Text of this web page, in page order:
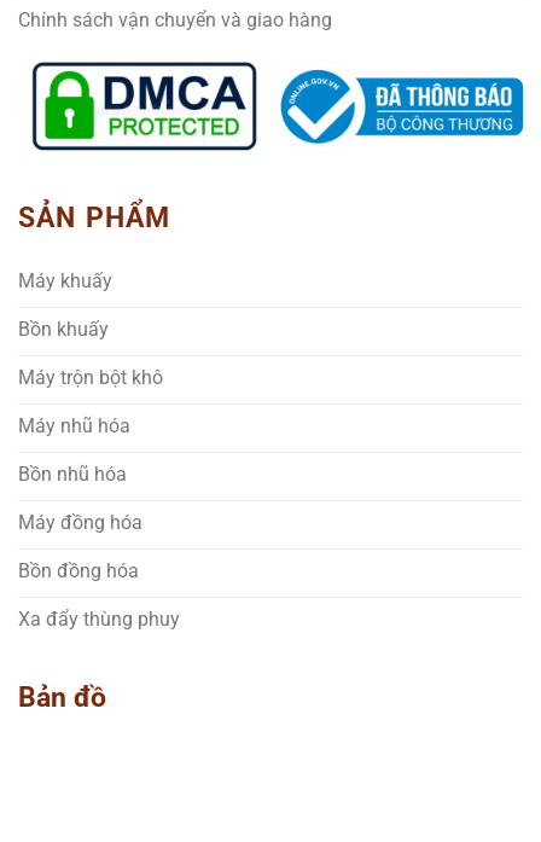
Chính sách vận chuyển và giao hàng
SẢN PHẨM
Máy khuấy
Bồn khuấy
Máy trộn bột khô
Máy nhũ hóa
Bồn nhũ hóa
Máy đồng hóa
Bồn đồng hóa
Xa đẩy thùng phuy
Bản đồ